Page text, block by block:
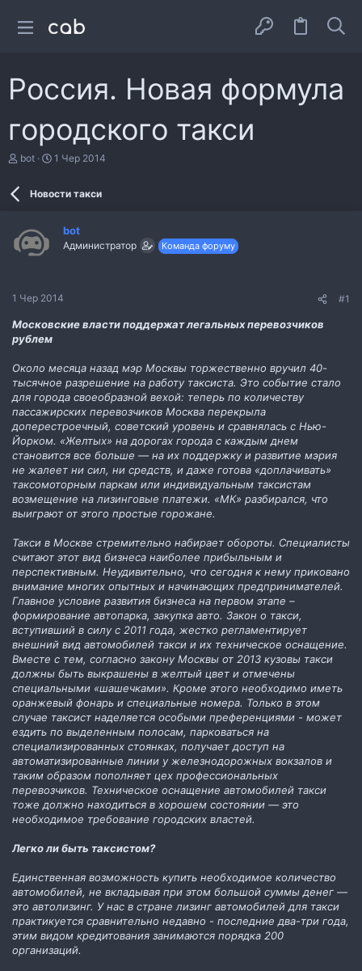
Россия. Новая формула
городского такси
А
е
м
bot
Д
а
н
1 Чер 2014
Новости такси
bot
Администратор Команда форуму
1 Чер 2014 #1
Московские власти поддержат легальных перевозчиков
рублем
Около месяца назад мэр Москвы торжественно вручил 40-
тысячное разрешение на работу таксиста. Это событие стало
для города своеобразной вехой: теперь по количеству
пассажирских перевозчиков Москва перекрыла
доперестроечный, советский уровень и сравнялась с Нью-
Йорком. «Желтых» на дорогах города с каждым днем
становится все больше — на их поддержку и развитие мэрия
не жалеет ни сил, ни средств, и даже готова «доплачивать»
таксомоторным паркам или индивидуальным таксистам
возмещение на лизинговые платежи. «МК» разбирался, что
выиграют от этого простые горожане.
Такси в Москве стремительно набирает обороты. Специалисты
считают этот вид бизнеса наиболее прибыльным и
перспективным. Неудивительно, что сегодня к нему приковано
внимание многих опытных и начинающих предпринимателей.
Главное условие развития бизнеса на первом этапе –
формирование автопарка, закупка авто. Закон о такси,
вступивший в силу с 2011 года, жестко регламентирует
внешний вид автомобилей такси и их техническое оснащение.
Вместе с тем, согласно закону Москвы от 2013 кузовы такси
должны быть выкрашены в желтый цвет и отмечены
специальными «шашечками». Кроме этого необходимо иметь
оранжевый фонарь и специальные номера. Только в этом
случае таксист наделяется особыми преференциями - может
ездить по выделенным полосам, парковаться на
специализированных стоянках, получает доступ на
автоматизированные линии у железнодорожных вокзалов и
таким образом пополняет цех профессиональных
перевозчиков. Техническое оснащение автомобилей такси
тоже должно находиться в хорошем состоянии — это
необходимое требование городских властей.
Легко ли быть таксистом?
Единственная возможность купить необходимое количество
автомобилей, не вкладывая при этом большой суммы денег —
это автолизинг. У нас в стране лизинг автомобилей для такси
практикуется сравнительно недавно - последние два-три года,
этим видом кредитования занимаются порядка 200
организаций.